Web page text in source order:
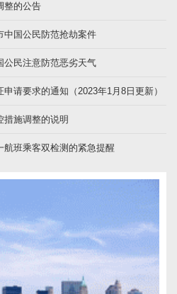
整的公告
中国公民防范抢劫案件
公民注意防范恶劣天气
请要求的通知（2023年1月8日更新）
措施调整的说明
班乘客双检测的紧急提醒